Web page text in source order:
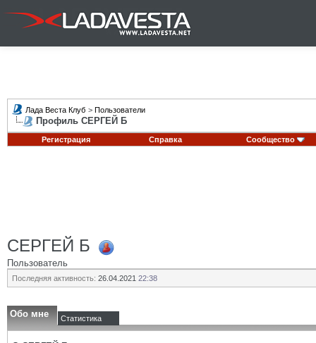
Лада Веста Клуб > Пользователи
Профиль СЕРГЕЙ Б
Регистрация Справка Сообщество
СЕРГЕЙ Б
Пользователь
Последняя активность: 26.04.2021 22:38
Обо мне Статистика